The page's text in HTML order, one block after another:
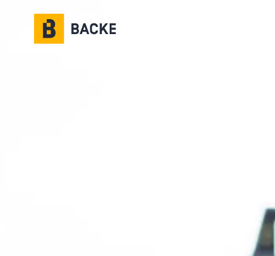
Gå til hovedinnhold